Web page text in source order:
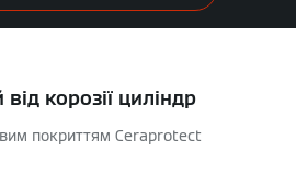
корозії циліндр
покриттям Ceraprotect